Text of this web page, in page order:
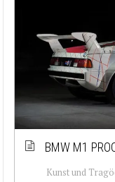
BMW M1
Kunst und